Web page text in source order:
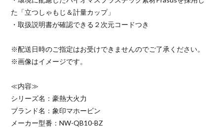
た「立つしゃもじ＆計量カップ」
・取扱説明書が確認できる２次元コードつき
※配送日時のご指定はお受けできませんのでご了承ください。
※画像はイメージです。
≪内容≫
シリーズ名：豪熱大火力
ブランド名：象印マホービン
メーカー型番：NW-QB10-BZ